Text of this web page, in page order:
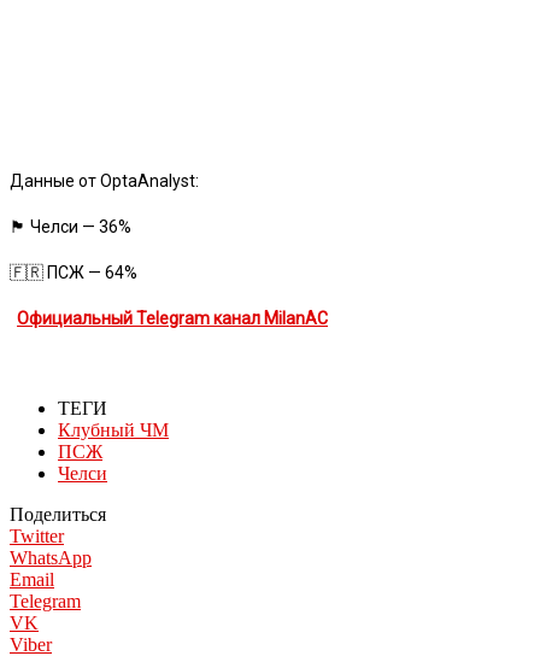
Данные от OptaAnalyst:
🏴󠁧󠁢󠁥󠁮󠁧󠁿 Челси — 36%
🇫🇷 ПСЖ — 64%
Официальный Telegram канал MilanAC
ТЕГИ
Клубный ЧМ
ПСЖ
Челси
Поделиться
Twitter
WhatsApp
Email
Telegram
VK
Viber